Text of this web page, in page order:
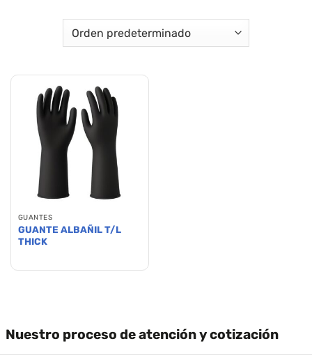
GUANTES
GUANTE ALBAÑIL T/L
THICK
Nuestro proceso de atención y cotización